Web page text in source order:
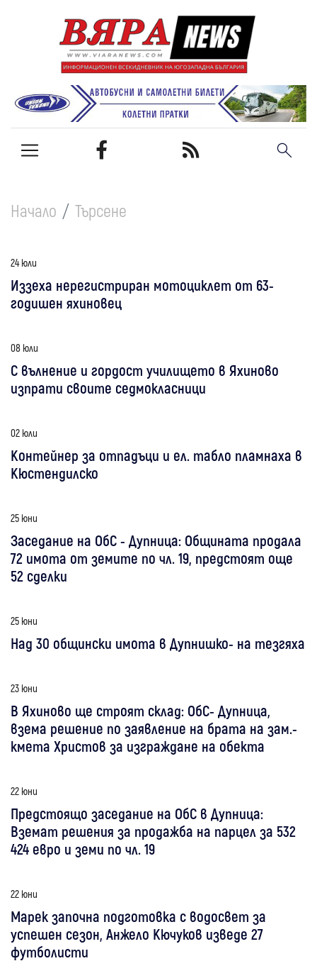
Начало Търсене
24 юли
Иззеха нерегистриран мотоциклет от 63-
годишен яхиновец
08 юли
С вълнение и гордост училището в Яхиново
изпрати своите седмокласници
02 юли
Контейнер за отпадъци и ел. табло пламнаха в
Кюстендилско
25 юни
Заседание на ОбС - Дупница: Общината продала
72 имота от земите по чл. 19, предстоят още
52 сделки
25 юни
Над 30 общински имота в Дупнишко- на тезгяха
23 юни
В Яхиново ще строят склад: ОбС- Дупница,
взема решение по заявление на брата на зам.-
кмета Христов за изграждане на обекта
22 юни
Предстоящо заседание на ОбС в Дупница:
Вземат решения за продажба на парцел за 532
424 евро и земи по чл. 19
22 юни
Марек започна подготовка с водосвет за
успешен сезон, Анжело Кючуков изведе 27
футболисти